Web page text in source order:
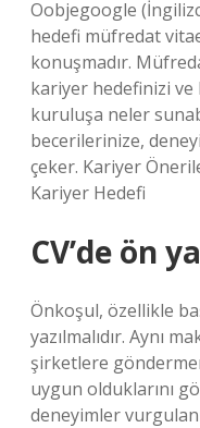
Oobjegoogle
hedefi müfredat
konuşmadır.
kariyer hedefinizi
kuruluşa neler
becerilerinize,
çeker. Kariyer
Kariyer Hedefi
CV’de ön
Önkoşul, özellikle
yazılmalıdır. Aynı
şirketlere
uygun olduklarını
deneyimler